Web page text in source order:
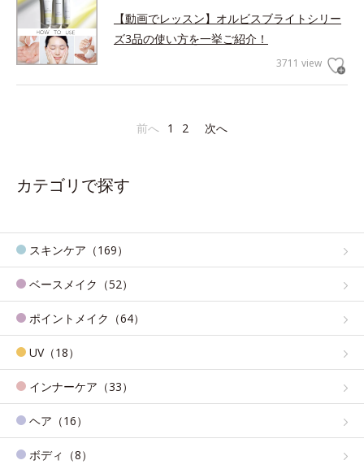
【動画でレッスン】オルビスブライトシリー
ズ3品の使い方を一挙ご紹介！
3711 view
前へ 1 2 次へ
カテゴリで探す
スキンケア（169）
ベースメイク（52）
ポイントメイク（64）
UV（18）
インナーケア（33）
ヘア（16）
ボディ（8）